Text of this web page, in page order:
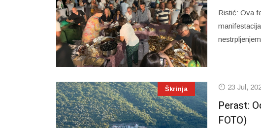
Ristić: Ova
Škrinja 23 Jul,
Perast:
FOTO)